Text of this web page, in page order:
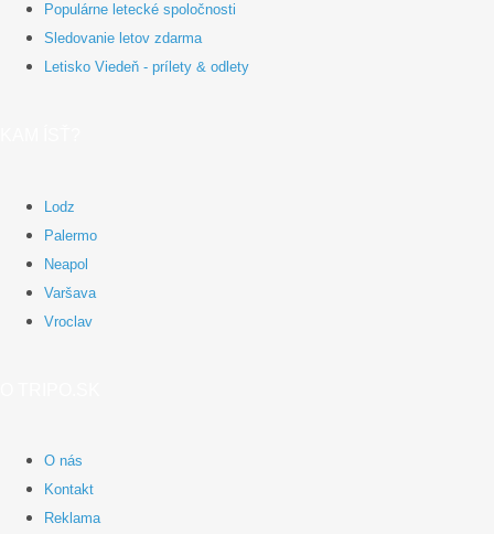
Populárne letecké spoločnosti
Sledovanie letov zdarma
Letisko Viedeň - prílety & odlety
Lodz
Palermo
Neapol
Varšava
Vroclav
O nás
Kontakt
Reklama